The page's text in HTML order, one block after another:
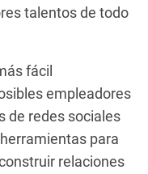
talentos de todo
fácil
empleadores
de redes sociales
para
relaciones